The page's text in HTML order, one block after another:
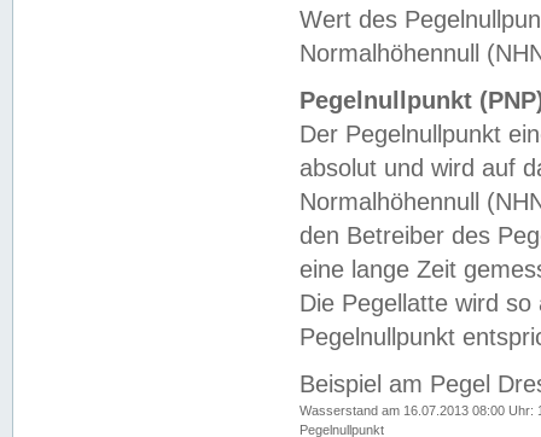
Wert des
Normalhöhennull
Pegelnullpunkt
Der Pegelnullpunkt
absolut und wird auf
Normalhöhennull
den Betreiber des
eine lange Zeit
Die Pegellatte wird
Pegelnullpunkt
Beispiel am Pegel
Wasserstand am 16.07.2013 08:00 Uhr:
Pegelnullpunkt